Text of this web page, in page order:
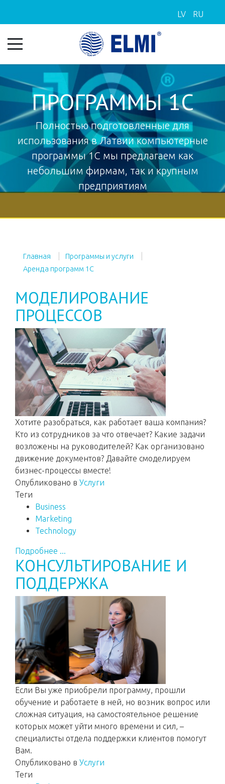
LV RU
ПРОГРАММЫ 1С
Полностью подготовленные для
использования в Латвии компьютерные
программы 1С мы предлагаем как
небольшим фирмам, так и крупным
предприятиям
Главная
Программы и услуги
Аренда программ 1С
МОДЕЛИРОВАНИЕ
ПРОЦЕССОВ
Хотите разобраться, как работает ваша компания?
Кто из сотрудников за что отвечает? Какие задачи
возложены на руководителей? Как организовано
движение документов? Давайте смоделируем
бизнес-процессы вместе!
Опубликовано в Услуги
Теги
Business
Marketing
Technology
Подробнее ...
КОНСУЛЬТИРОВАНИЕ И
ПОДДЕРЖКА
Если Вы уже приобрели программу, прошли
обучение и работаете в ней, но возник вопрос или
сложная ситуация, на самостоятельное решение
которых может уйти много времени и сил, –
специалисты отдела поддержки клиентов помогут
Вам.
Опубликовано в Услуги
Теги